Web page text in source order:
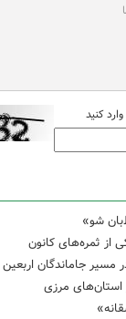
کنید
شو»
از ثمره‌های کانون
مسیر جاماندگان اربعین
استان‌های مرزی